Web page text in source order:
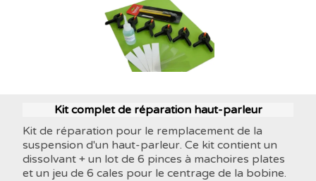
Kit complet de réparation haut-parleur
Kit de réparation pour le remplacement de la
suspension d'un haut-parleur. Ce kit contient un
dissolvant + un lot de 6 pinces à machoires plates
et un jeu de 6 cales pour le centrage de la bobine.